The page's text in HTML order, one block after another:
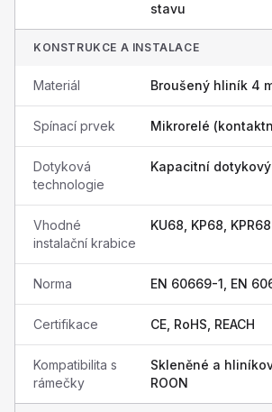
stavu
KONSTRUKCE A INSTALACE
Materiál Broušený hliník 4
Spínací prvek Mikrorelé
Dotyková
technologie
Kapacitní
Vhodné
instalační krabice
KU68, KP68, KPR68
Norma EN 60669-1, EN
Certifikace CE, RoHS, REACH
Kompatibilita s
rámečky
Skleněné a
ROON